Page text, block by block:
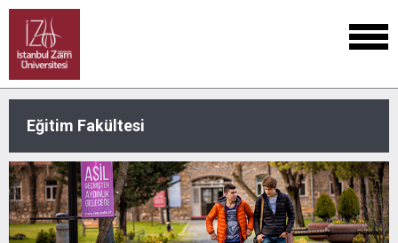
Eğitim Fakültesi